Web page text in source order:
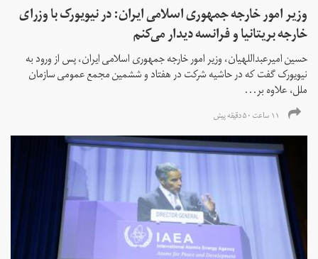
وزیر امور خارجه جمهوری اسلامی ایران: در نیویورک با وزرای
خارجه بریتانیا و فرانسه دیدار می‌کنم
حسین امیرعبداللهیان، وزیر امور خارجه جمهوری اسلامی ایران، پس از ورود به
نیویورک گفت که در حاشیه شرکت در هفتاد و ششمین مجمع عمومی سازمان
ملل، علاوه بر...
۱۱ ساعت ۵۰ دقیقه پیش